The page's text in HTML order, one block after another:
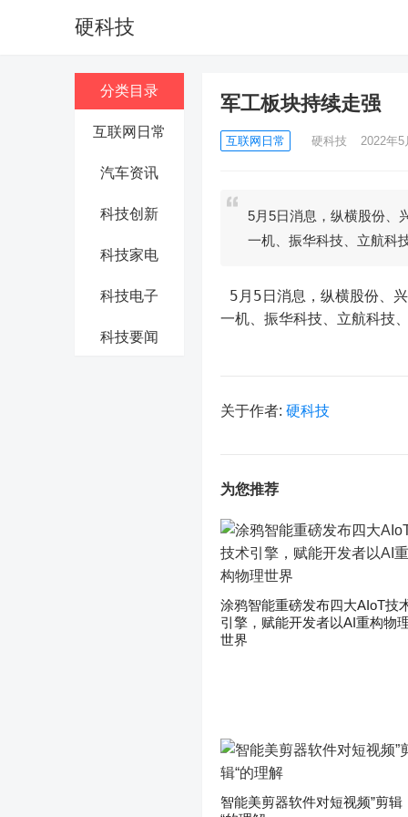
硬科技
分类目录
互联网日常
汽车资讯
科技创新
科技家电
科技电子
科技要闻
军工板块持续走强
互联网日常 硬科技 2022年5
5月5日消息，纵横股份、
一机、振华科技、立航科
一机、振华科技、立航科技
关于作者: 硬科技
为您推荐
涂鸦智能重磅发布四大AIoT技
引擎，赋能开发者以AI重构物
世界
智能美剪器软件对短视频”剪辑